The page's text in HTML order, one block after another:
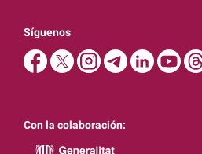
Síguenos
Con la colaboración: